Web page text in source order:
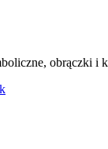
obrączki i